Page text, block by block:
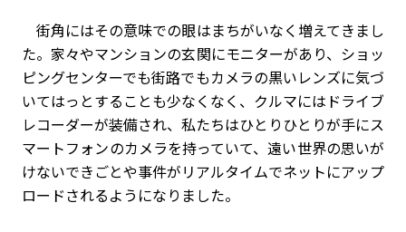
街角にはその意味での眼はまちがいなく増えてきまし
た。家々やマンションの玄関にモニターがあり、ショッ
ピングセンターでも街路でもカメラの黒いレンズに気づ
いてはっとすることも少なくなく、クルマにはドライブ
レコーダーが装備され、私たちはひとりひとりが手にス
マートフォンのカメラを持っていて、遠い世界の思いが
けないできごとや事件がリアルタイムでネットにアップ
ロードされるようになりました。